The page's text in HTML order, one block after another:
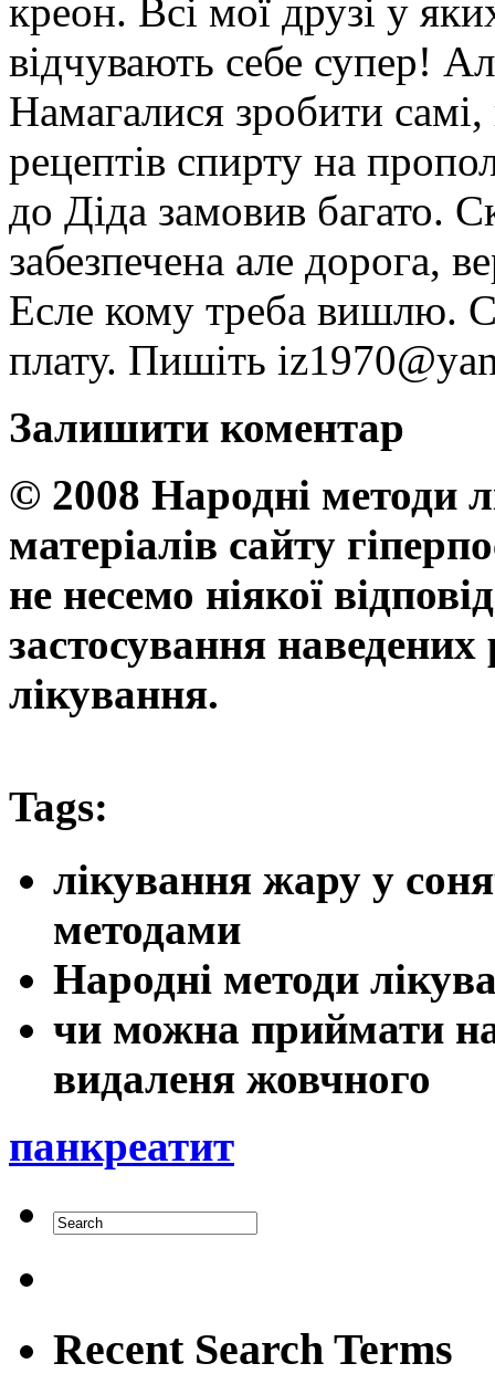
креон. Всі мої друзі у
відчувають себе супер!
Намагалися зробити
рецептів спирту на
до Діда замовив багато.
забезпечена але дорога,
Есле кому треба вишлю.
плату. Пишіть
Залишити коментар
© 2008 Народні методи
матеріалів сайту
не несемо ніякої
застосування наведених
лікування.
Tags:
лікування жару у
методами
Народні методи
чи можна приймати
видаленя жовчного
панкреатит
Recent Search Terms